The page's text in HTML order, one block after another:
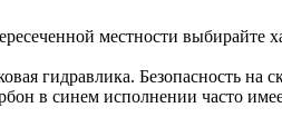
местности выбирайте
гидравлика. Безопасность на
в синем исполнении часто